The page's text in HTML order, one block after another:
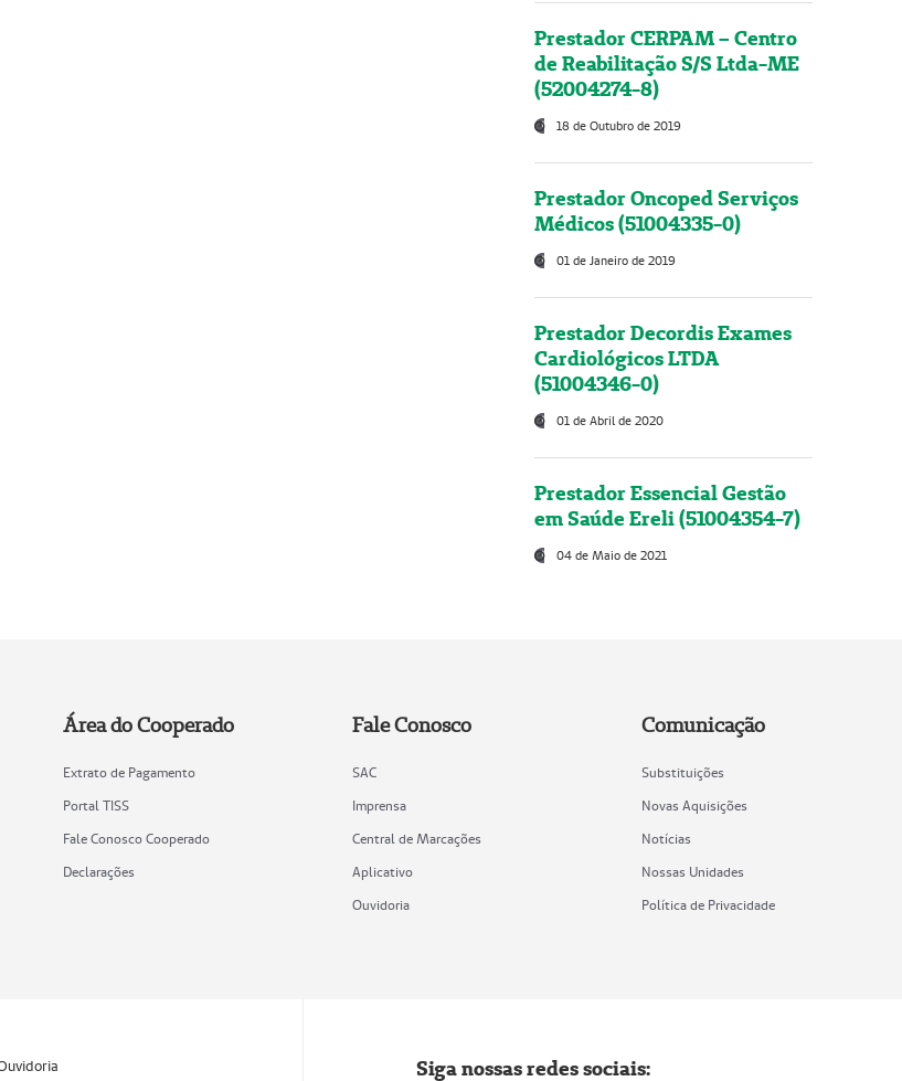
Prestador CERPAM – Centro
de Reabilitação S/S Ltda-ME
(52004274-8)
18 de Outubro de 2019
Prestador Oncoped Serviços
Médicos (51004335-0)
01 de Janeiro de 2019
Prestador Decordis Exames
Cardiológicos LTDA
(51004346-0)
01 de Abril de 2020
Prestador Essencial Gestão
em Saúde Ereli (51004354-7)
04 de Maio de 2021
Área do Cooperado
Extrato de Pagamento
Portal TISS
Fale Conosco Cooperado
Declarações
Fale Conosco
SAC
Imprensa
Central de Marcações
Aplicativo
Ouvidoria
Comunicação
Substituições
Novas Aquisições
Notícias
Nossas Unidades
Política de Privacidade
Siga nossas redes sociais: